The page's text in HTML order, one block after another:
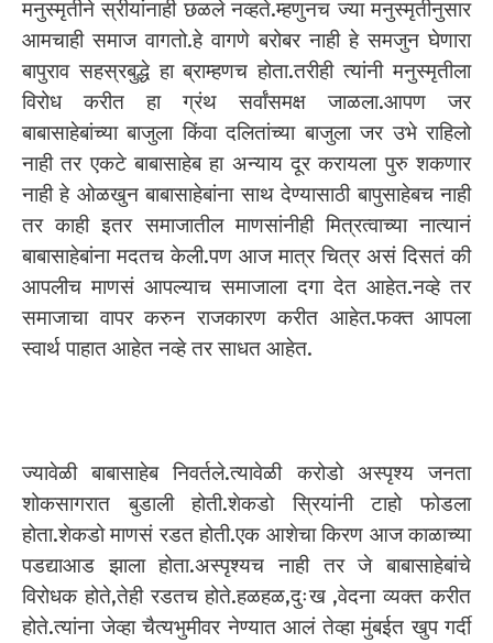
मनुस्मृतीने स्रीयांनाही छळले नव्हते.म्हणुनच ज्या मनुस्मृतीनुसार
आमचाही समाज वागतो.हे वागणे बरोबर नाही हे समजुन घेणारा
बापुराव सहस्रबुद्धे हा ब्राम्हणच होता.तरीही त्यांनी मनुस्मृतीला
विरोध करीत हा ग्रंथ सर्वांसमक्ष जाळला.आपण जर
बाबासाहेबांच्या बाजुला किंवा दलितांच्या बाजुला जर उभे राहिलो
नाही तर एकटे बाबासाहेब हा अन्याय दूर करायला पुरु शकणार
नाही हे ओळखुन बाबासाहेबांना साथ देण्यासाठी बापुसाहेबच नाही
तर काही इतर समाजातील माणसांनीही मित्रत्वाच्या नात्यानं
बाबासाहेबांना मदतच केली.पण आज मात्र चित्र असं दिसतं की
आपलीच माणसं आपल्याच समाजाला दगा देत आहेत.नव्हे तर
समाजाचा वापर करुन राजकारण करीत आहेत.फक्त आपला
स्वार्थ पाहात आहेत नव्हे तर साधत आहेत.
ज्यावेळी बाबासाहेब निवर्तले.त्यावेळी करोडो अस्पृश्य जनता
शोकसागरात बुडाली होती.शेकडो स्रियांनी टाहो फोडला
होता.शेकडो माणसं रडत होती.एक आशेचा किरण आज काळाच्या
पडद्याआड झाला होता.अस्पृश्यच नाही तर जे बाबासाहेबांचे
विरोधक होते,तेही रडतच होते.हळहळ,दुःख ,वेदना व्यक्त करीत
होते.त्यांना जेव्हा चैत्यभुमीवर नेण्यात आलं तेव्हा मुंबईत खुप गर्दी